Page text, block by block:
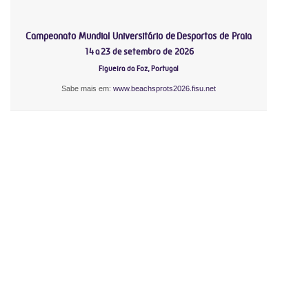
Campeonato Mundial Universitário de Desportos de Praia
14 a 23 de setembro de 2026
Figueira da Foz, Portugal
Sabe mais em:www.beachsprots2026.fisu.net